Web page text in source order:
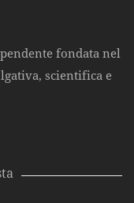
fondata nel
scientifica e